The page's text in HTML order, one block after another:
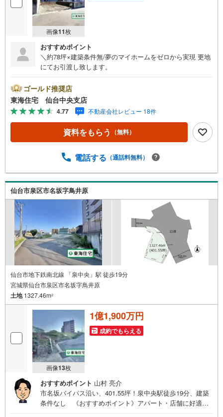
画像11枚
おすすめポイント
＼約78坪×建築条件無/夢のマイホームをゼロから実現 更地
にてお引渡し致します。
ゴールド推奨店
東海住宅 仙台中央支店
4.77 不動産会社レビュー 18件
資料をもらう （無料）
電話する （通話料無料）
仙台市泉区市名坂字鳥井原
仙台市地下鉄南北線 「泉中央」駅 徒歩19分
宮城県仙台市泉区市名坂字鳥井原
土地1327.46m2
画像13枚
1億1,900万円
成約でもらえる
おすすめポイント 山村 亮介
市名坂バイパス沿い、401.55坪！泉中央駅徒歩19分、建築
条件なし 《おすすめポイント》アパート・店舗に好適、